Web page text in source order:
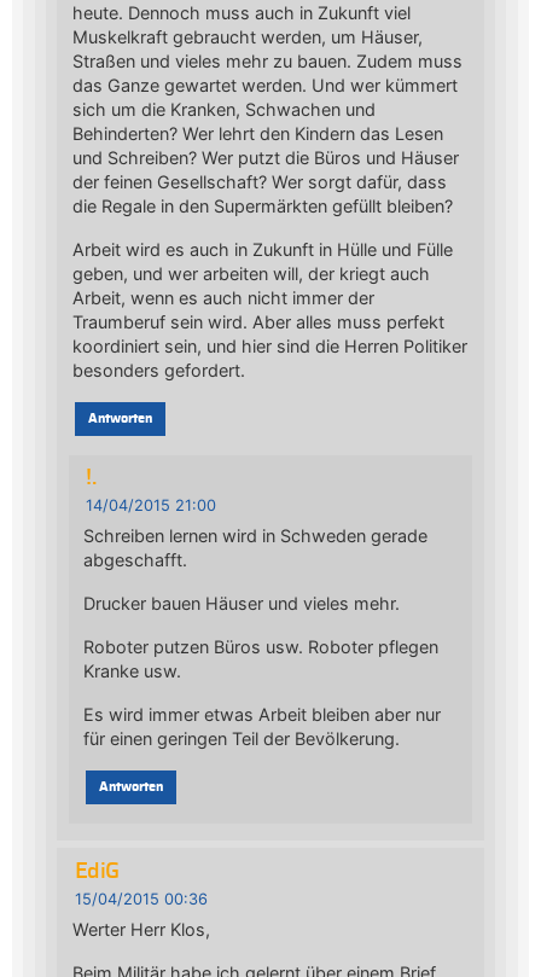
heute. Dennoch muss auch in Zukunft viel
Muskelkraft gebraucht werden, um Häuser,
Straßen und vieles mehr zu bauen. Zudem muss
das Ganze gewartet werden. Und wer kümmert
sich um die Kranken, Schwachen und
Behinderten? Wer lehrt den Kindern das Lesen
und Schreiben? Wer putzt die Büros und Häuser
der feinen Gesellschaft? Wer sorgt dafür, dass
die Regale in den Supermärkten gefüllt bleiben?
Arbeit wird es auch in Zukunft in Hülle und Fülle
geben, und wer arbeiten will, der kriegt auch
Arbeit, wenn es auch nicht immer der
Traumberuf sein wird. Aber alles muss perfekt
koordiniert sein, und hier sind die Herren Politiker
besonders gefordert.
Antworten
!.
14/04/2015 21:00
Schreiben lernen wird in Schweden gerade
abgeschafft.
Drucker bauen Häuser und vieles mehr.
Roboter putzen Büros usw. Roboter pflegen
Kranke usw.
Es wird immer etwas Arbeit bleiben aber nur
für einen geringen Teil der Bevölkerung.
Antworten
EdiG
15/04/2015 00:36
Werter Herr Klos,
Beim Militär habe ich gelernt über einem Brief